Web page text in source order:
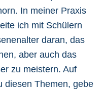
In meiner Praxis
ich mit Schülern
daran, das
aber auch das
zu meistern. Auf
diesen Themen, gebe